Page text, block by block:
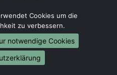
Essen
Bremen
Dresden
Hannover
Nürnberg
Cookies um die
zu verbessern.
notwendige Cookies